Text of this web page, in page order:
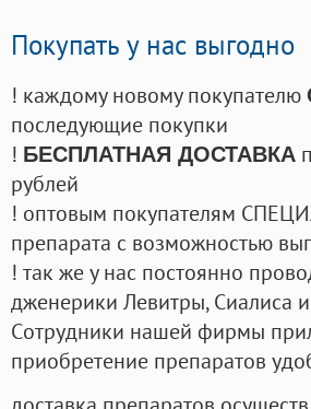
Покупать у нас выгодно
! каждому новому покупателю
последующие покупки
! БЕСПЛАТНАЯ ДОСТАВКА
рублей
! оптовым покупателям
препарата с возможностью
! так же у нас постоянно
дженерики Левитры, Сиалиса
Cотрудники нашей фирмы
приобретение препаратов